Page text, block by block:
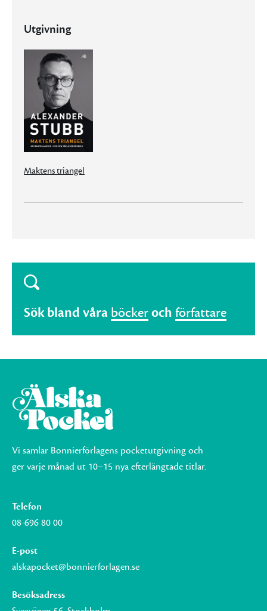
Utgivning
Maktens triangel
Sök bland våra böckeroch författare
Vi samlar Bonnierförlagens pocketutgivning och
ger varje månad ut 10–15 nya efterlängtade titlar.
Telefon
08-696 80 00
E-post
alskapocket@bonnierforlagen.se
Besöksadress